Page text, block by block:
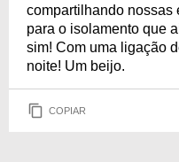
compartilhando nossas
para o isolamento que
sim! Com uma ligação
noite! Um beijo.
COPIAR